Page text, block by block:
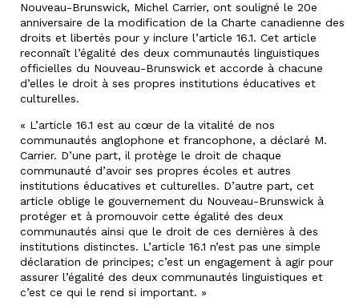
Nouveau-Brunswick, Michel Carrier, ont souligné le 20e
anniversaire de la modification de la Charte canadienne des
droits et libertés pour y inclure l’article 16.1. Cet article
reconnaît l’égalité des deux communautés linguistiques
officielles du Nouveau-Brunswick et accorde à chacune
d’elles le droit à ses propres institutions éducatives et
culturelles.
« L’article 16.1 est au cœur de la vitalité de nos
communautés anglophone et francophone, a déclaré M.
Carrier. D’une part, il protège le droit de chaque
communauté d’avoir ses propres écoles et autres
institutions éducatives et culturelles. D’autre part, cet
article oblige le gouvernement du Nouveau-Brunswick à
protéger et à promouvoir cette égalité des deux
communautés ainsi que le droit de ces dernières à des
institutions distinctes. L’article 16.1 n’est pas une simple
déclaration de principes; c’est un engagement à agir pour
assurer l’égalité des deux communautés linguistiques et
c’est ce qui le rend si important. »